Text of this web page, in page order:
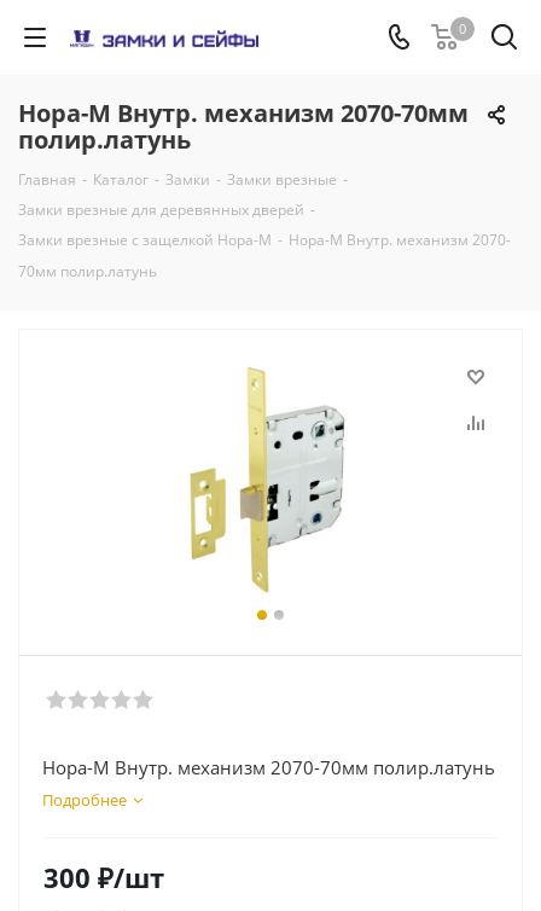
0
Нора-М Внутр. механизм 2070-70мм
полир.латунь
Главная - Каталог - Замки - Замки врезные -
Замки врезные для деревянных дверей -
Замки врезные c защелкой Нора-М - Нора-М Внутр. механизм 2070-
70мм полир.латунь
Нора-М Внутр. механизм 2070-70мм полир.латунь
Подробнее
300 ₽/шт